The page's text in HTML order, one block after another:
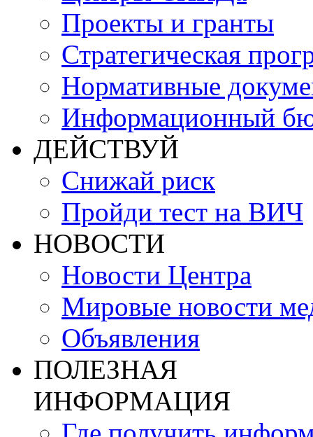
Проекты и гранты
Стратегическая
Нормативные
Информационный
ДЕЙСТВУЙ
Снижай риск
Пройди тест на ВИЧ
НОВОСТИ
Новости Центра
Мировые новости
Объявления
ПОЛЕЗНАЯ
ИНФОРМАЦИЯ